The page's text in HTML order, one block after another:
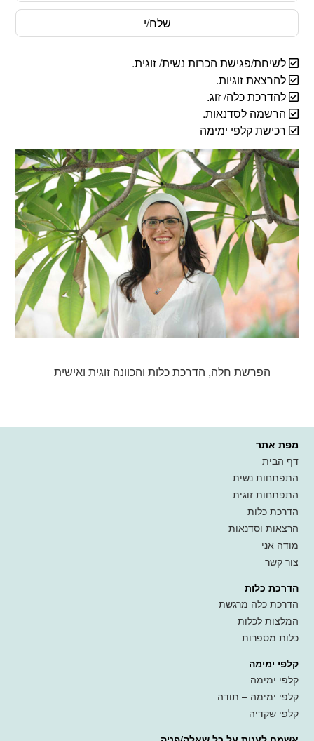
לשיחת/פגישת הכרות נשית/ זוגית.
להרצאת זוגיות.
להדרכת כלה/ זוג.
הרשמה לסדנאות.
רכישת קלפי ימימה
‏הפרשת חלה, הדרכת כלות והכוונה זוגית ואישית‏
מפת אתר
דף הבית
התפתחות נשית
התפתחות זוגית
הדרכת כלות
הרצאות וסדנאות
מודה אני
צור קשר
הדרכת כלות
הדרכת כלה מרגשת
המלצות לכלות
כלות מספרות
קלפי ימימה
קלפי ימימה
קלפי ימימה – תודה
קלפי שקדיה